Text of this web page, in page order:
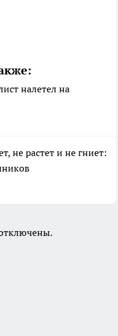
налетел на
не растет и не гниет: